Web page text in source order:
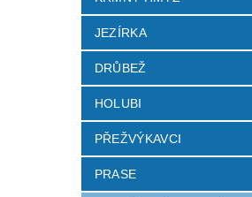
JEZÍRKA
DRŮBEŽ
HOLUBI
PŘEŽVÝKAVCI
PRASE